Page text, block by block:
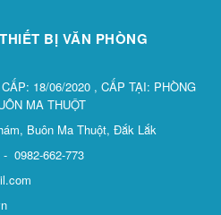
BỊ VĂN PHÒNG
18/06/2020 , CẤP TẠI: PHÒNG
MA THUỘT
Buôn Ma Thuột, Đắk Lắk
- 0982-662-773